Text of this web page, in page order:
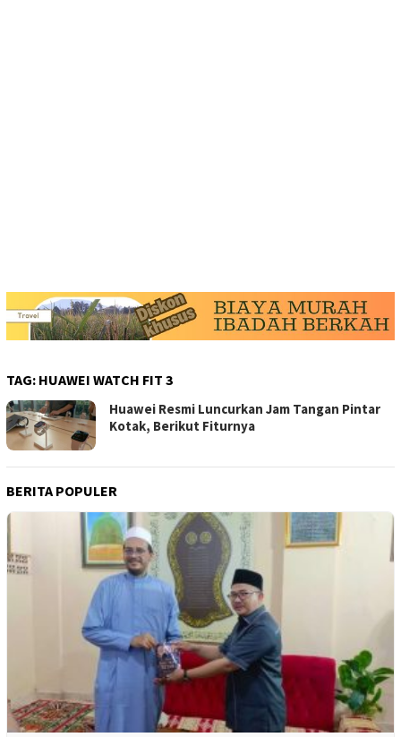
TAG: HUAWEI WATCH FIT 3
Huawei Resmi Luncurkan Jam Tangan Pintar
Kotak, Berikut Fiturnya
BERITA POPULER